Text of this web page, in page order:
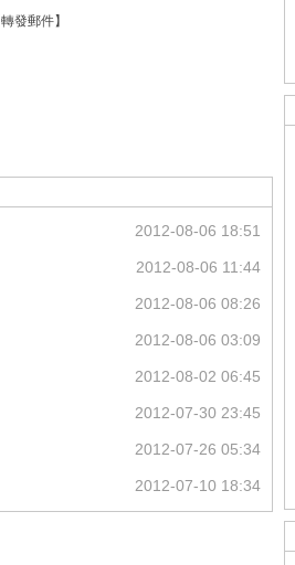
轉發郵件】
2012-08-06 18:51
2012-08-06 11:44
2012-08-06 08:26
2012-08-06 03:09
2012-08-02 06:45
2012-07-30 23:45
2012-07-26 05:34
2012-07-10 18:34